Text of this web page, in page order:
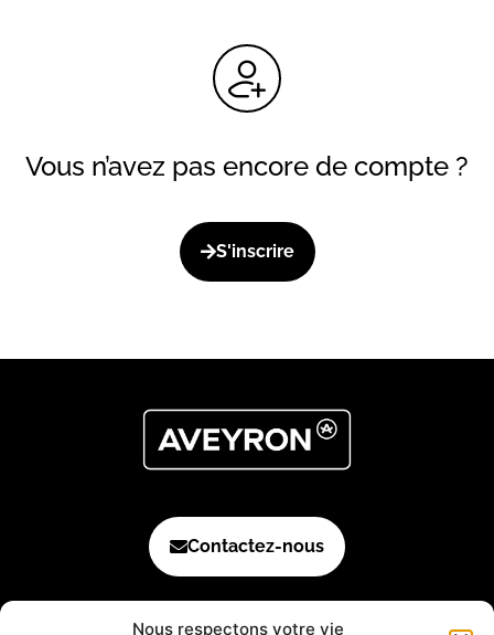
Nous respectons votre vie
Vous n’avez pas encore de compte ?
S'inscrire
Contactez-nous